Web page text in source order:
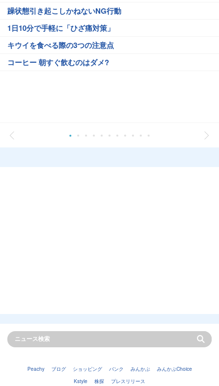
躁状態引き起こしかねないNG行動
1日10分で手軽に「ひざ痛対策」
キウイを食べる際の3つの注意点
コーヒー 朝すぐ飲むのはダメ?
Peachy ブログ ショッピング バンク みんかぶ
みんかぶChoice
Kstyle
株探 プレスリリース